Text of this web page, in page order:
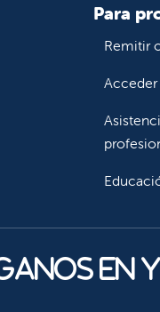
Para
Remitir
Acceder
Facebook
en